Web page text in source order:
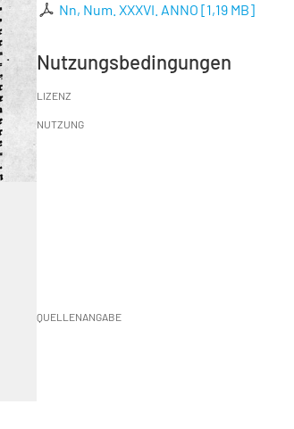
Nn, Num. XXXVI. ANNO [1,19 MB]
Nutzungsbedingungen
LIZENZ
NUTZUNG
QUELLENANGABE